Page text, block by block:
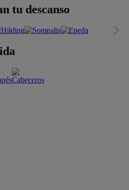
tu descanso